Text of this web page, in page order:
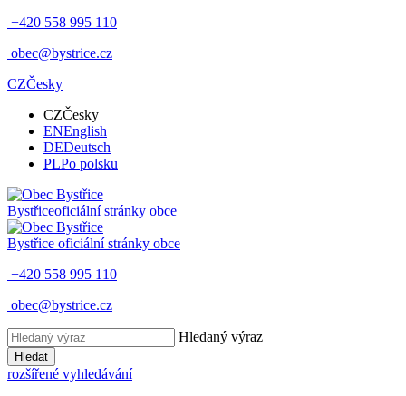
+420 558 995 110
obec@bystrice.cz
CZČesky
CZČesky
ENEnglish
DEDeutsch
PLPo polsku
Bystřiceoficiální stránky obce
Bystřice oficiální stránky obce
+420 558 995 110
obec@bystrice.cz
Hledaný výraz
Hledat
rozšířené vyhledávání